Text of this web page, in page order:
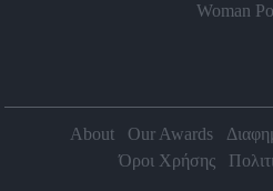
Woman
About Our Awards
Όροι Χρήσης